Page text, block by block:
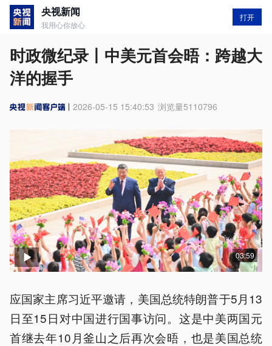
央视新闻
我用心你放心
打开
时政微纪录丨中美元首会晤：跨越大
洋的握手
2026-05-15 15:40:53 浏览量5110796
03:59
应国家主席习近平邀请，美国总统特朗普于5月13
日至15日对中国进行国事访问。这是中美两国元
首继去年10月釜山之后再次会晤，也是美国总统